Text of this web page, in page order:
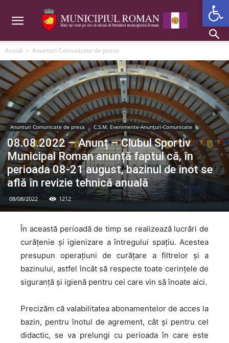
Acasă Anunturi Comunicate de presa
Anunturi Comunicate de presa C.S.M. Evenimente-Anunțuri-Comunicate
08.08.2022 – Anunț – Clubul Sportiv
Municipal Roman anunță faptul că, în
perioada 08-21 august, bazinul de înot se
află în revizie tehnică anuală
08/08/2022 1212
În această perioadă de timp se realizează lucrări de
curățenie și igienizare a întregului spațiu. Acestea
presupun operațiuni de curățare a filtrelor și a
bazinului, astfel încât să respecte toate cerințele de
siguranță și igienă pentru cei care vin să înoate aici.
Precizăm că valabilitatea abonamentelor de acces la
bazin, pentru înotul de agrement, cât şi pentru cel
didactic, se va prelungi cu perioada în care este